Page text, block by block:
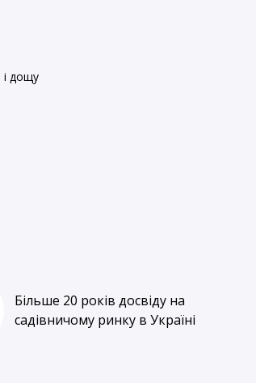
і дощу
Більше 20 років досвіду на
садівничому ринку в Україні